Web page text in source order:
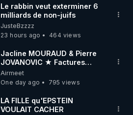
Le rabbin veut exterminer 6
milliards de non-juifs
JusteBzzzz
23 hours ago
464 views
Jacline MOURAUD & Pierre
JOVANOVIC ★ Factures
Impayées : Où Est Passé Le
Pognon ?
Airmeet
One day ago
795 views
LA FILLE qu'EPSTEIN
VOULAIT CACHER